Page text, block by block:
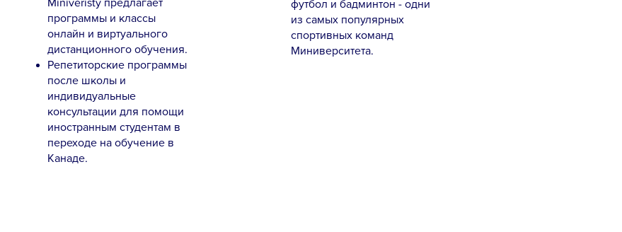
программы и классы
онлайн и виртуального
дистанционного обучения.
Репетиторские программы
после школы и
индивидуальные
консультации для помощи
иностранным студентам в
переходе на обучение в
Канаде.
футбол и бадминтон - одни
из самых популярных
спортивных команд
Миниверситета.